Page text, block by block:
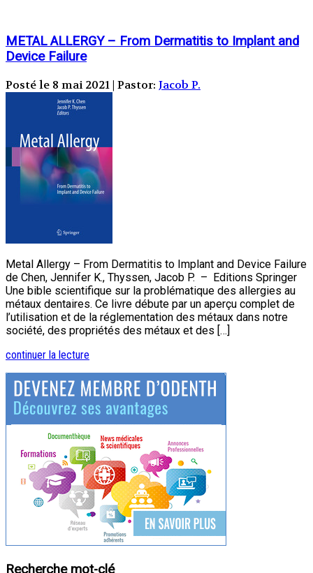
METAL ALLERGY – From Dermatitis to Implant and
Device Failure
Posté le 8 mai 2021 | Pastor: Jacob P.
Metal Allergy – From Dermatitis to Implant and Device Failure
de Chen, Jennifer K., Thyssen, Jacob P. – Editions Springer
Une bible scientifique sur la problématique des allergies au
métaux dentaires. Ce livre débute par un aperçu complet de
l’utilisation et de la réglementation des métaux dans notre
société, des propriétés des métaux et des […]
continuer la lecture
Recherche mot-clé